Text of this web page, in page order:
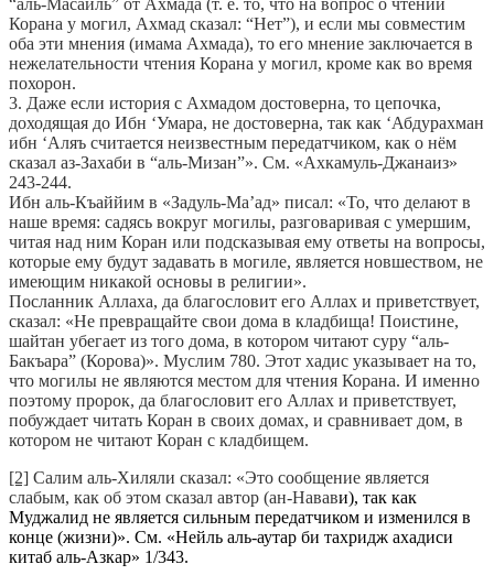
Корана у могил, Ахмад сказал: “Нет”), и если мы совместим
оба эти мнения (имама Ахмада), то его мнение заключается в
нежелательности чтения Корана у могил, кроме как во время
похорон.
3. Даже если история с Ахмадом достоверна, то цепочка,
доходящая до Ибн ‘Умара, не достоверна, так как ‘Абдурахман
ибн ‘Аляъ считается неизвестным передатчиком, как о нём
сказал аз-Захаби в “аль-Мизан”». См. «Ахкамуль-Джанаиз»
243-244.
Ибн аль-Къаййим в «Задуль-Ма’ад» писал: «То, что делают в
наше время: садясь вокруг могилы, разговаривая с умершим,
читая над ним Коран или подсказывая ему ответы на вопросы,
которые ему будут задавать в могиле, является новшеством, не
имеющим никакой основы в религии».
Посланник Аллаха, да благословит его Аллах и приветствует,
сказал: «Не превращайте свои дома в кладбища! Поистине,
шайтан убегает из того дома, в котором читают суру “аль-
Бакъара” (Корова)». Муслим 780. Этот хадис указывает на то,
что могилы не являются местом для чтения Корана. И именно
поэтому пророк, да благословит его Аллах и приветствует,
побуждает читать Коран в своих домах, и сравнивает дом, в
котором не читают Коран с кладбищем.
[2] Салим аль-Хиляли сказал: «Это сообщение является
слабым, как об этом сказал автор (ан-Навави), так как
Муджалид не является сильным передатчиком и изменился в
конце (жизни)». См. «Нейль аль-аутар би тахридж ахадиси
китаб аль-Азкар» 1/343.